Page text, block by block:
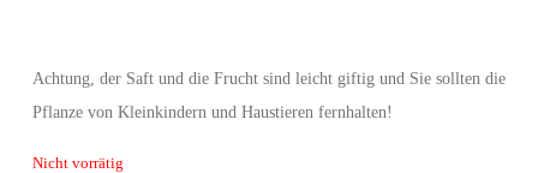
Achtung, der Saft und die Frucht sind leicht giftig und Sie sollten die
Pflanze von Kleinkindern und Haustieren fernhalten!
Nicht vorrätig